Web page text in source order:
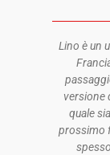
Lino è un
versione
quale
prossimo